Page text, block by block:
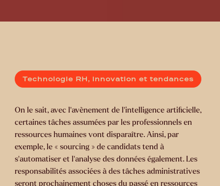
Technologie RH, innovation et tendances
On le sait, avec l’avènement de l’intelligence artificielle,
certaines tâches assumées par les professionnels en
ressources humaines vont disparaître. Ainsi, par
exemple, le « sourcing » de candidats tend à
s’automatiser et l’analyse des données également. Les
responsabilités associées à des tâches administratives
seront prochainement choses du passé en ressources